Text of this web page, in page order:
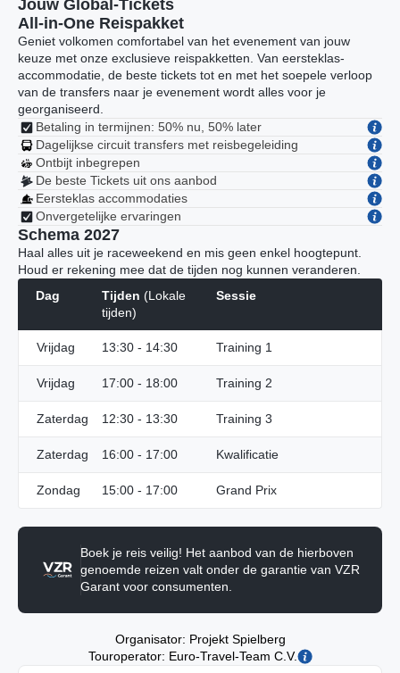
Jouw Global-Tickets
All-in-One Reispakket
Geniet volkomen comfortabel van het evenement van jouw
keuze met onze exclusieve reispakketten. Van eersteklas-
accommodatie, de beste tickets tot en met het soepele verloop
van de transfers naar je evenement wordt alles voor je
georganiseerd.
Betaling in termijnen: 50% nu, 50% later
Dagelijkse circuit transfers met reisbegeleiding
Ontbijt inbegrepen
De beste Tickets uit ons aanbod
Eersteklas accommodaties
Onvergetelijke ervaringen
Schema 2027
Haal alles uit je raceweekend en mis geen enkel hoogtepunt.
Houd er rekening mee dat de tijden nog kunnen veranderen.
Dag
Tijden (Lokale
tijden)
Sessie
Vrijdag 13:30 - 14:30 Training 1
Vrijdag 17:00 - 18:00 Training 2
Zaterdag 12:30 - 13:30 Training 3
Zaterdag 16:00 - 17:00 Kwalificatie
Zondag 15:00 - 17:00 Grand Prix
Boek je reis veilig! Het aanbod van de hierboven
genoemde reizen valt onder de garantie van VZR
Garant voor consumenten.
Organisator: Projekt Spielberg
Touroperator: Euro-Travel-Team C.V.